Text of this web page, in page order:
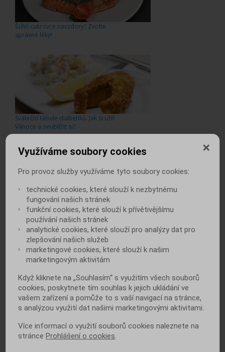
Štíhlí cukrovce navzdory? Zvolte
správné léky!
Sváteční tabule diabetiků. Jak si užít
Vánoce a neublížit si?
Světový den diabetu myslí na nové
diabetiky. Nejste jedním z nich?
Těhotenský diabetes: ovlivňuje zdraví
ženy i dítěte
Využíváme soubory cookies
Pro provoz služby využíváme tyto soubory cookies:
technické cookies, které slouží k nezbytnému
fungování našich stránek
funkční cookies, které slouží k přívětivějšímu
používání našich stránek
analytické cookies, které slouží pro analýzy dat pro
zlepšování našich služeb
marketingové cookies, které slouží k našim
marketingovým aktivitám
Když kliknete na „Souhlasím“ s využitím všech souborů
cookies, poskytnete tím souhlas k jejich ukládání ve
vašem zařízení a pomůže to s vaší navigací na stránce,
s analýzou využití dat našimi marketingovými aktivitami.
Více informací o využití souborů cookies naleznete na
stránceProhlášení o cookies.